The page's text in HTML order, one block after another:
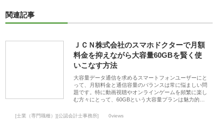
関連記事
ＪＣＮ株式会社のスマホドクターで月額
料金を抑えながら大容量60GBを賢く使
いこなす方法
大容量データ通信を求めるスマートフォンユーザーにと
って、月額料金と通信容量のバランスは常に悩ましい問
題です。特に動画視聴やオンラインゲームを頻繁に楽し
む方々にとって、60GBという大容量プランは魅力的…
[士業（専門職種）][公認会計士事務所] 0views